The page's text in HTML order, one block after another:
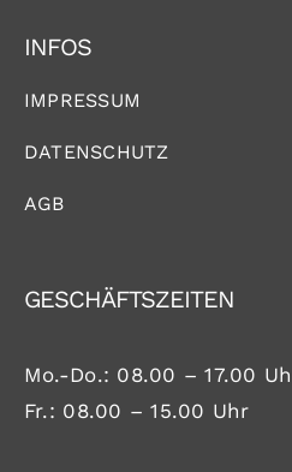
INFOS
IMPRESSUM
DATENSCHUTZ
AGB
GESCHÄFTSZEITEN
Mo.-Do.: 08.00 – 17.00
Fr.: 08.00 – 15.00 Uhr